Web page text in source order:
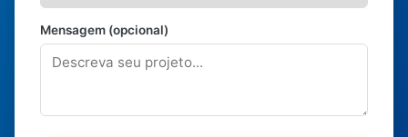
Mensagem (opcional)